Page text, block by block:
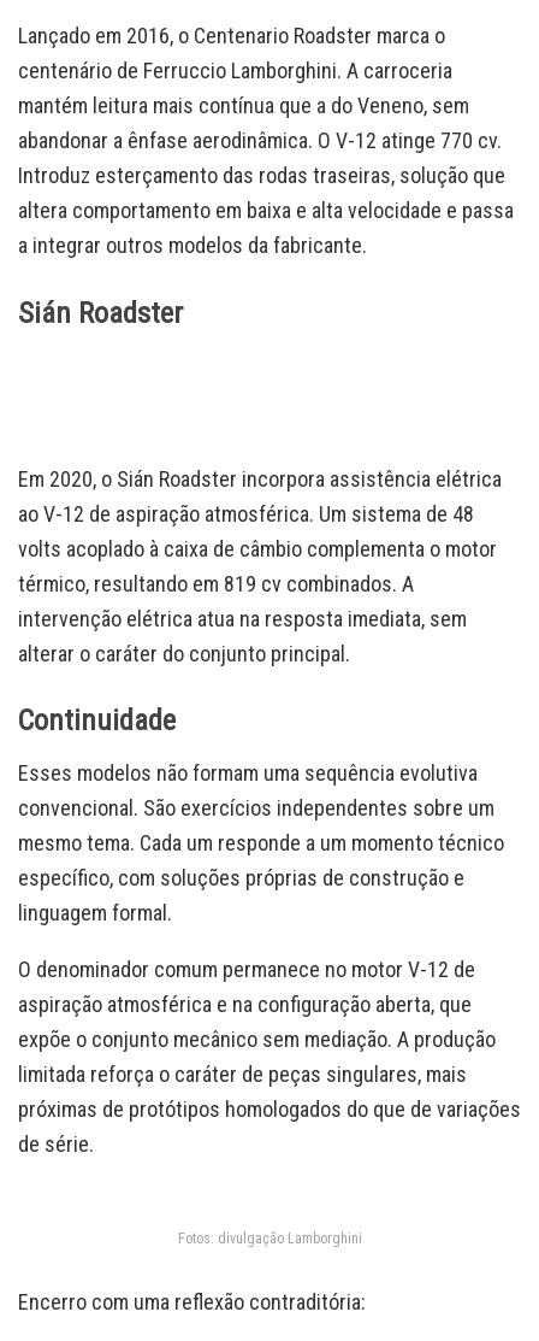
Lançado em 2016, o Centenario Roadster marca o
centenário de Ferruccio Lamborghini. A carroceria
mantém leitura mais contínua que a do Veneno, sem
abandonar a ênfase aerodinâmica. O V-12 atinge 770 cv.
Introduz esterçamento das rodas traseiras, solução que
altera comportamento em baixa e alta velocidade e passa
a integrar outros modelos da fabricante.
Sián Roadster
Em 2020, o Sián Roadster incorpora assistência elétrica
ao V-12 de aspiração atmosférica. Um sistema de 48
volts acoplado à caixa de câmbio complementa o motor
térmico, resultando em 819 cv combinados. A
intervenção elétrica atua na resposta imediata, sem
alterar o caráter do conjunto principal.
Continuidade
Esses modelos não formam uma sequência evolutiva
convencional. São exercícios independentes sobre um
mesmo tema. Cada um responde a um momento técnico
específico, com soluções próprias de construção e
linguagem formal.
O denominador comum permanece no motor V-12 de
aspiração atmosférica e na configuração aberta, que
expõe o conjunto mecânico sem mediação. A produção
limitada reforça o caráter de peças singulares, mais
próximas de protótipos homologados do que de variações
de série.
Fotos: divulgação Lamborghini
Encerro com uma reflexão contraditória: